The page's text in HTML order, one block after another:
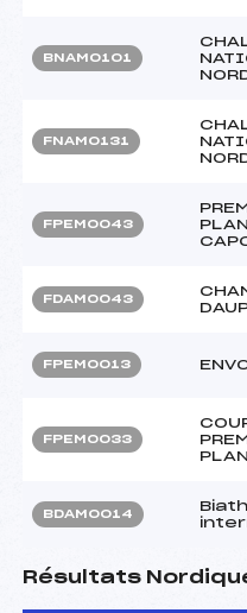
BNAM0101
FNAM0131
FPEM0043
FDAM0043
FPEM0013
FPEM0033
BDAM0014
Résultats